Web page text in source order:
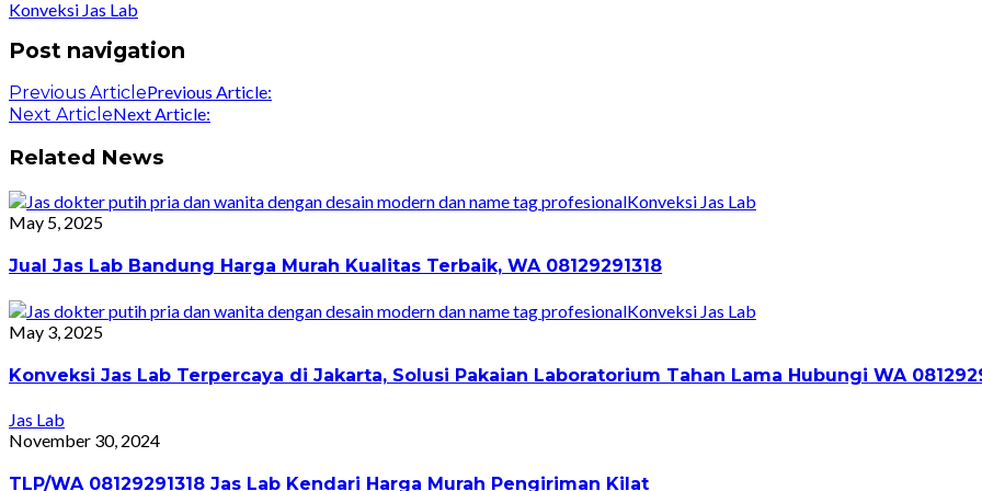
Konveksi Jas Lab
Post navigation
Previous ArticlePrevious Article:
Next ArticleNext Article:
Related News
Konveksi Jas Lab
May 5, 2025
Jual Jas Lab Bandung Harga Murah Kualitas Terbaik, WA 08129291318
Konveksi Jas Lab
May 3, 2025
Konveksi Jas Lab Terpercaya di Jakarta, Solusi Pakaian Laboratorium Tahan Lama Hubungi WA
Jas Lab
November 30, 2024
TLP/WA 08129291318 Jas Lab Kendari Harga Murah Pengiriman Kilat